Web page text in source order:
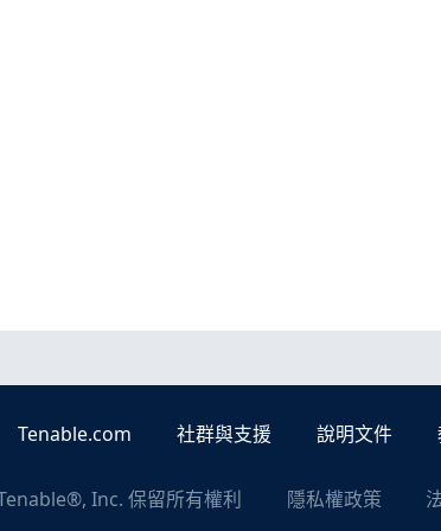
Tenable.com 社群與支援 說明文件
Inc. 保留所有權利 隱私權政策